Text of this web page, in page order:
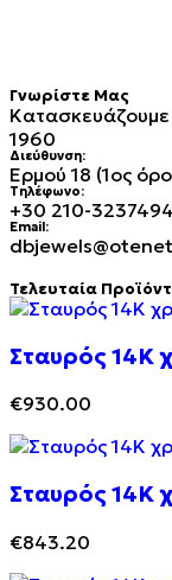
Γνωρίστε Μας
1960
Διεύθυνση:
Ερμού 18 (1ος
Τηλέφωνο:
+30 210-3237494
Email:
Τελευταία
Σταυρός 14Κ
€930.00
Σταυρός 14Κ
€843.20